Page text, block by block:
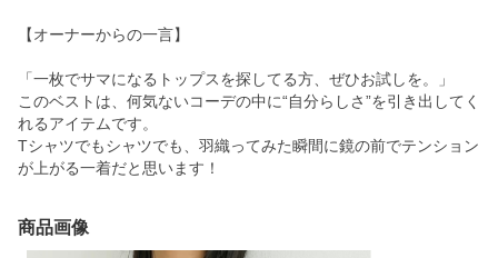
【オーナーからの一言】
「一枚でサマになるトップスを探してる方、ぜひお試しを。」
このベストは、何気ないコーデの中に“自分らしさ”を引き出してく
れるアイテムです。
Tシャツでもシャツでも、羽織ってみた瞬間に鏡の前でテンション
が上がる一着だと思います！
商品画像